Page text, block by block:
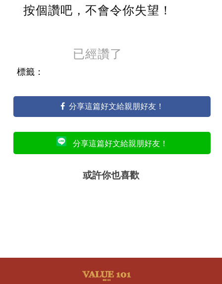
按個讚吧，不會令你失望！
已經讚了
標籤：
分享這篇好文給親朋好友！
分享這篇好文給親朋好友！
或許你也喜歡